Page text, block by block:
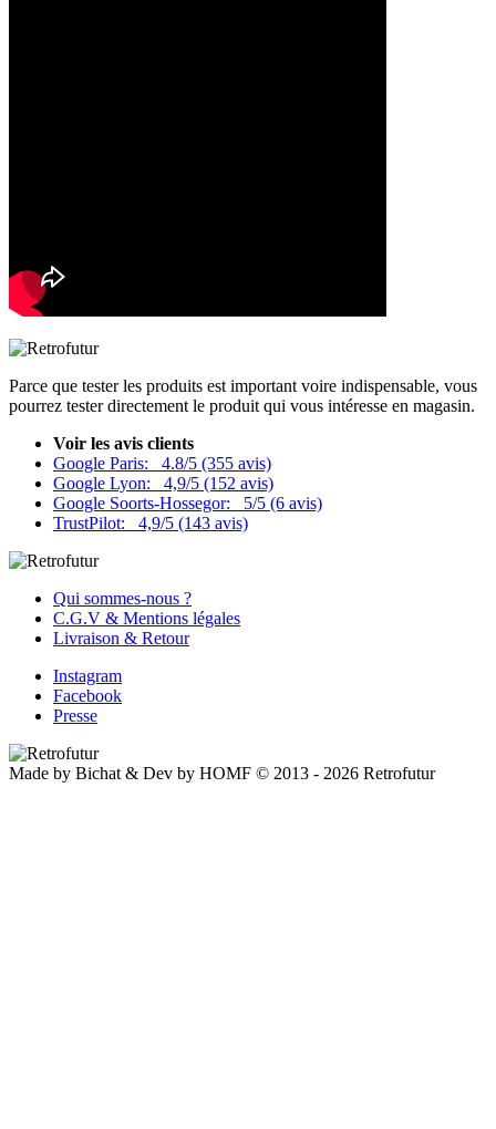
Parce que tester les produits est important voire indispensable, vous
pourrez tester directement le produit qui vous intéresse en magasin.
Voir les avis clients
Google Paris:
4.8/5 (355 avis)
Google Lyon:
4,9/5 (152 avis)
Google Soorts-Hossegor:
5/5 (6 avis)
TrustPilot:
4,9/5 (143 avis)
Qui sommes-nous ?
C.G.V & Mentions légales
Livraison & Retour
Instagram
Facebook
Presse
Made by Bichat & Dev by HOMF © 2013 - 2026 Retrofutur